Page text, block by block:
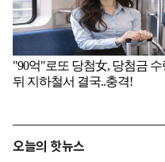
오늘의 핫뉴스